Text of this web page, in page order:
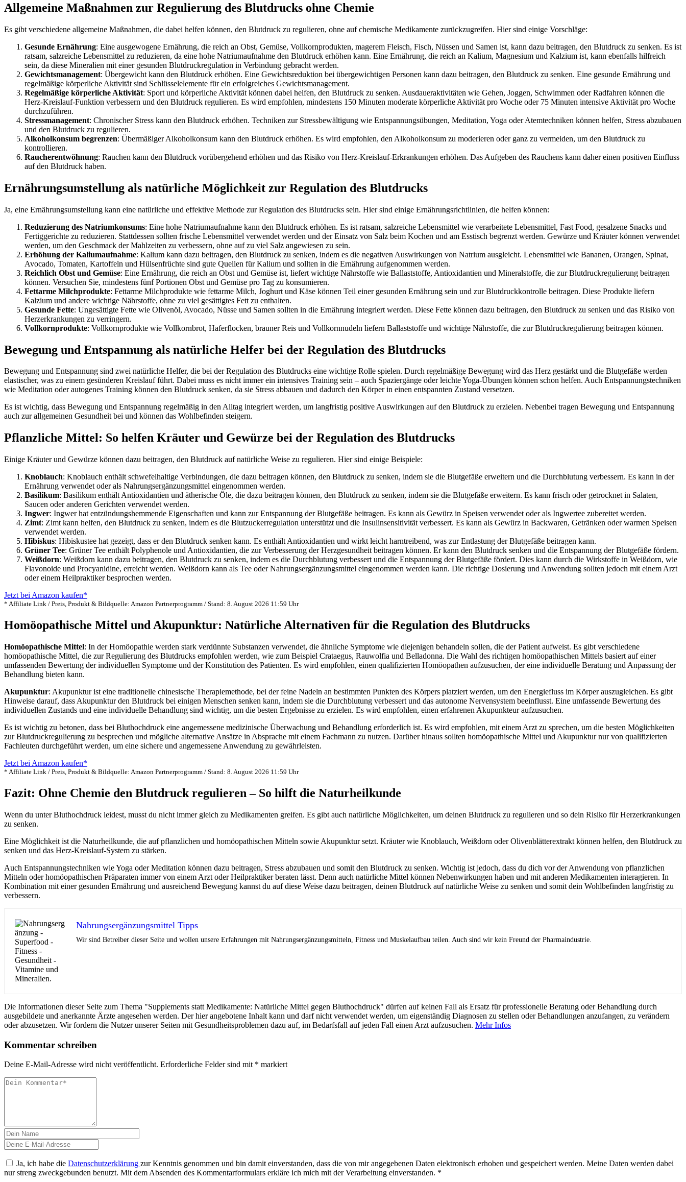
Allgemeine Maßnahmen zur Regulierung des Blutdrucks ohne Chemie
Es gibt verschiedene allgemeine Maßnahmen, die dabei helfen können, den Blutdruck zu regulieren, ohne auf chemische Medikamente zurückzugreifen. Hier sind einige Vorschläge:
Gesunde Ernährung: Eine ausgewogene Ernährung, die reich an Obst, Gemüse, Vollkornprodukten, magerem Fleisch, Fisch, Nüssen und Samen ist, kann dazu beitragen, den Blutdruck zu senken. Es ist
ratsam, salzreiche Lebensmittel zu reduzieren, da eine hohe Natriumaufnahme den Blutdruck erhöhen kann. Eine Ernährung, die reich an Kalium, Magnesium und Kalzium ist, kann ebenfalls hilfreich
sein, da diese Mineralien mit einer gesunden Blutdruckregulation in Verbindung gebracht werden.
Gewichtsmanagement: Übergewicht kann den Blutdruck erhöhen. Eine Gewichtsreduktion bei übergewichtigen Personen kann dazu beitragen, den Blutdruck zu senken. Eine gesunde Ernährung und
regelmäßige körperliche Aktivität sind Schlüsselelemente für ein erfolgreiches Gewichtsmanagement.
Regelmäßige körperliche Aktivität: Sport und körperliche Aktivität können dabei helfen, den Blutdruck zu senken. Ausdaueraktivitäten wie Gehen, Joggen, Schwimmen oder Radfahren können die
Herz-Kreislauf-Funktion verbessern und den Blutdruck regulieren. Es wird empfohlen, mindestens 150 Minuten moderate körperliche Aktivität pro Woche oder 75 Minuten intensive Aktivität pro Woche
durchzuführen.
Stressmanagement: Chronischer Stress kann den Blutdruck erhöhen. Techniken zur Stressbewältigung wie Entspannungsübungen, Meditation, Yoga oder Atemtechniken können helfen, Stress abzubauen
und den Blutdruck zu regulieren.
Alkoholkonsum begrenzen: Übermäßiger Alkoholkonsum kann den Blutdruck erhöhen. Es wird empfohlen, den Alkoholkonsum zu moderieren oder ganz zu vermeiden, um den Blutdruck zu
kontrollieren.
Raucherentwöhnung: Rauchen kann den Blutdruck vorübergehend erhöhen und das Risiko von Herz-Kreislauf-Erkrankungen erhöhen. Das Aufgeben des Rauchens kann daher einen positiven Einfluss
auf den Blutdruck haben.
Ernährungsumstellung als natürliche Möglichkeit zur Regulation des Blutdrucks
Ja, eine Ernährungsumstellung kann eine natürliche und effektive Methode zur Regulation des Blutdrucks sein. Hier sind einige Ernährungsrichtlinien, die helfen können:
Reduzierung des Natriumkonsums: Eine hohe Natriumaufnahme kann den Blutdruck erhöhen. Es ist ratsam, salzreiche Lebensmittel wie verarbeitete Lebensmittel, Fast Food, gesalzene Snacks und
Fertiggerichte zu reduzieren. Stattdessen sollten frische Lebensmittel verwendet werden und der Einsatz von Salz beim Kochen und am Esstisch begrenzt werden. Gewürze und Kräuter können verwendet
werden, um den Geschmack der Mahlzeiten zu verbessern, ohne auf zu viel Salz angewiesen zu sein.
Erhöhung der Kaliumaufnahme: Kalium kann dazu beitragen, den Blutdruck zu senken, indem es die negativen Auswirkungen von Natrium ausgleicht. Lebensmittel wie Bananen, Orangen, Spinat,
Avocado, Tomaten, Kartoffeln und Hülsenfrüchte sind gute Quellen für Kalium und sollten in die Ernährung aufgenommen werden.
Reichlich Obst und Gemüse: Eine Ernährung, die reich an Obst und Gemüse ist, liefert wichtige Nährstoffe wie Ballaststoffe, Antioxidantien und Mineralstoffe, die zur Blutdruckregulierung beitragen
können. Versuchen Sie, mindestens fünf Portionen Obst und Gemüse pro Tag zu konsumieren.
Fettarme Milchprodukte: Fettarme Milchprodukte wie fettarme Milch, Joghurt und Käse können Teil einer gesunden Ernährung sein und zur Blutdruckkontrolle beitragen. Diese Produkte liefern
Kalzium und andere wichtige Nährstoffe, ohne zu viel gesättigtes Fett zu enthalten.
Gesunde Fette: Ungesättigte Fette wie Olivenöl, Avocado, Nüsse und Samen sollten in die Ernährung integriert werden. Diese Fette können dazu beitragen, den Blutdruck zu senken und das Risiko von
Herzerkrankungen zu verringern.
Vollkornprodukte: Vollkornprodukte wie Vollkornbrot, Haferflocken, brauner Reis und Vollkornnudeln liefern Ballaststoffe und wichtige Nährstoffe, die zur Blutdruckregulierung beitragen können.
Bewegung und Entspannung als natürliche Helfer bei der Regulation des Blutdrucks
Bewegung und Entspannung sind zwei natürliche Helfer, die bei der Regulation des Blutdrucks eine wichtige Rolle spielen. Durch regelmäßige Bewegung wird das Herz gestärkt und die Blutgefäße werden
elastischer, was zu einem gesünderen Kreislauf führt. Dabei muss es nicht immer ein intensives Training sein – auch Spaziergänge oder leichte Yoga-Übungen können schon helfen. Auch Entspannungstechniken
wie Meditation oder autogenes Training können den Blutdruck senken, da sie Stress abbauen und dadurch den Körper in einen entspannten Zustand versetzen.
Es ist wichtig, dass Bewegung und Entspannung regelmäßig in den Alltag integriert werden, um langfristig positive Auswirkungen auf den Blutdruck zu erzielen. Nebenbei tragen Bewegung und Entspannung
auch zur allgemeinen Gesundheit bei und können das Wohlbefinden steigern.
Pflanzliche Mittel: So helfen Kräuter und Gewürze bei der Regulation des Blutdrucks
Einige Kräuter und Gewürze können dazu beitragen, den Blutdruck auf natürliche Weise zu regulieren. Hier sind einige Beispiele:
Knoblauch: Knoblauch enthält schwefelhaltige Verbindungen, die dazu beitragen können, den Blutdruck zu senken, indem sie die Blutgefäße erweitern und die Durchblutung verbessern. Es kann in der
Ernährung verwendet oder als Nahrungsergänzungsmittel eingenommen werden.
Basilikum: Basilikum enthält Antioxidantien und ätherische Öle, die dazu beitragen können, den Blutdruck zu senken, indem sie die Blutgefäße erweitern. Es kann frisch oder getrocknet in Salaten,
Saucen oder anderen Gerichten verwendet werden.
Ingwer: Ingwer hat entzündungshemmende Eigenschaften und kann zur Entspannung der Blutgefäße beitragen. Es kann als Gewürz in Speisen verwendet oder als Ingwertee zubereitet werden.
Zimt: Zimt kann helfen, den Blutdruck zu senken, indem es die Blutzuckerregulation unterstützt und die Insulinsensitivität verbessert. Es kann als Gewürz in Backwaren, Getränken oder warmen Speisen
verwendet werden.
Hibiskus: Hibiskustee hat gezeigt, dass er den Blutdruck senken kann. Es enthält Antioxidantien und wirkt leicht harntreibend, was zur Entlastung der Blutgefäße beitragen kann.
Grüner Tee: Grüner Tee enthält Polyphenole und Antioxidantien, die zur Verbesserung der Herzgesundheit beitragen können. Er kann den Blutdruck senken und die Entspannung der Blutgefäße fördern.
Weißdorn: Weißdorn kann dazu beitragen, den Blutdruck zu senken, indem es die Durchblutung verbessert und die Entspannung der Blutgefäße fördert. Dies kann durch die Wirkstoffe in Weißdorn, wie
Flavonoide und Procyanidine, erreicht werden. Weißdorn kann als Tee oder Nahrungsergänzungsmittel eingenommen werden kann. Die richtige Dosierung und Anwendung sollten jedoch mit einem Arzt
oder einem Heilpraktiker besprochen werden.
Jetzt bei Amazon kaufen*
* Affiliate Link / Preis, Produkt & Bildquelle: Amazon Partnerprogramm / Stand: 8. August 2026 11:59 Uhr
Homöopathische Mittel und Akupunktur: Natürliche Alternativen für die Regulation des Blutdrucks
Homöopathische Mittel: In der Homöopathie werden stark verdünnte Substanzen verwendet, die ähnliche Symptome wie diejenigen behandeln sollen, die der Patient aufweist. Es gibt verschiedene
homöopathische Mittel, die zur Regulierung des Blutdrucks empfohlen werden, wie zum Beispiel Crataegus, Rauwolfia und Belladonna. Die Wahl des richtigen homöopathischen Mittels basiert auf einer
umfassenden Bewertung der individuellen Symptome und der Konstitution des Patienten. Es wird empfohlen, einen qualifizierten Homöopathen aufzusuchen, der eine individuelle Beratung und Anpassung der
Behandlung bieten kann.
Akupunktur: Akupunktur ist eine traditionelle chinesische Therapiemethode, bei der feine Nadeln an bestimmten Punkten des Körpers platziert werden, um den Energiefluss im Körper auszugleichen. Es gibt
Hinweise darauf, dass Akupunktur den Blutdruck bei einigen Menschen senken kann, indem sie die Durchblutung verbessert und das autonome Nervensystem beeinflusst. Eine umfassende Bewertung des
individuellen Zustands und eine individuelle Behandlung sind wichtig, um die besten Ergebnisse zu erzielen. Es wird empfohlen, einen erfahrenen Akupunkteur aufzusuchen.
Es ist wichtig zu betonen, dass bei Bluthochdruck eine angemessene medizinische Überwachung und Behandlung erforderlich ist. Es wird empfohlen, mit einem Arzt zu sprechen, um die besten Möglichkeiten
zur Blutdruckregulierung zu besprechen und mögliche alternative Ansätze in Absprache mit einem Fachmann zu nutzen. Darüber hinaus sollten homöopathische Mittel und Akupunktur nur von qualifizierten
Fachleuten durchgeführt werden, um eine sichere und angemessene Anwendung zu gewährleisten.
Jetzt bei Amazon kaufen*
* Affiliate Link / Preis, Produkt & Bildquelle: Amazon Partnerprogramm / Stand: 8. August 2026 11:59 Uhr
Fazit: Ohne Chemie den Blutdruck regulieren – So hilft die Naturheilkunde
Wenn du unter Bluthochdruck leidest, musst du nicht immer gleich zu Medikamenten greifen. Es gibt auch natürliche Möglichkeiten, um deinen Blutdruck zu regulieren und so dein Risiko für Herzerkrankungen
zu senken.
Eine Möglichkeit ist die Naturheilkunde, die auf pflanzlichen und homöopathischen Mitteln sowie Akupunktur setzt. Kräuter wie Knoblauch, Weißdorn oder Olivenblätterextrakt können helfen, den Blutdruck zu
senken und das Herz-Kreislauf-System zu stärken.
Auch Entspannungstechniken wie Yoga oder Meditation können dazu beitragen, Stress abzubauen und somit den Blutdruck zu senken. Wichtig ist jedoch, dass du dich vor der Anwendung von pflanzlichen
Mitteln oder homöopathischen Präparaten immer von einem Arzt oder Heilpraktiker beraten lässt. Denn auch natürliche Mittel können Nebenwirkungen haben und mit anderen Medikamenten interagieren. In
Kombination mit einer gesunden Ernährung und ausreichend Bewegung kannst du auf diese Weise dazu beitragen, deinen Blutdruck auf natürliche Weise zu senken und somit dein Wohlbefinden langfristig zu
verbessern.
Nahrungsergänzungsmittel Tipps
Wir sind Betreiber dieser Seite und wollen unsere Erfahrungen mit Nahrungsergänzungsmitteln, Fitness und Muskelaufbau teilen. Auch sind wir kein Freund der Pharmaindustrie.
Die Informationen dieser Seite zum Thema "Supplements statt Medikamente: Natürliche Mittel gegen Bluthochdruck" dürfen auf keinen Fall als Ersatz für professionelle Beratung oder Behandlung durch
ausgebildete und anerkannte Ärzte angesehen werden. Der hier angebotene Inhalt kann und darf nicht verwendet werden, um eigenständig Diagnosen zu stellen oder Behandlungen anzufangen, zu verändern
oder abzusetzen. Wir fordern die Nutzer unserer Seiten mit Gesundheitsproblemen dazu auf, im Bedarfsfall auf jeden Fall einen Arzt aufzusuchen. Mehr Infos
Kommentar schreiben
Deine E-Mail-Adresse wird nicht veröffentlicht. Erforderliche Felder sind mit * markiert
Ja, ich habe die Datenschutzerklärung zur Kenntnis genommen und bin damit einverstanden, dass die von mir angegebenen Daten elektronisch erhoben und gespeichert werden. Meine Daten werden dabei
nur streng zweckgebunden benutzt. Mit dem Absenden des Kommentarformulars erkläre ich mich mit der Verarbeitung einverstanden. *